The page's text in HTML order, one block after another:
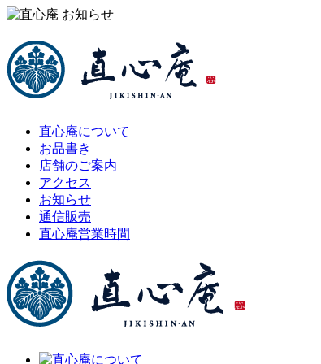
直心庵について
お品書き
店舗のご案内
アクセス
お知らせ
通信販売
直心庵営業時間